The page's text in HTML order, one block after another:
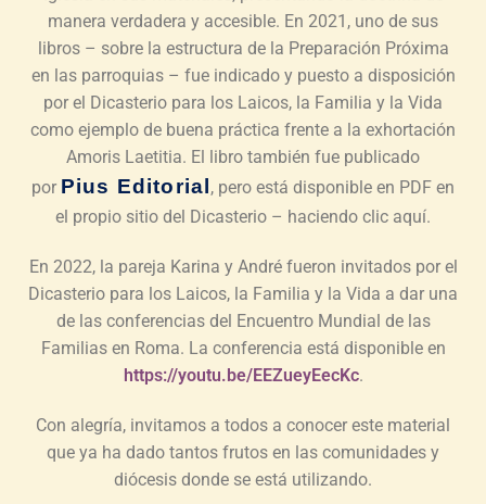
manera verdadera y accesible. En 2021, uno de sus
libros – sobre la estructura de la Preparación Próxima
en las parroquias – fue indicado y puesto a disposición
por el Dicasterio para los Laicos, la Familia y la Vida
como ejemplo de buena práctica frente a la exhortación
Amoris Laetitia. El libro también fue publicado
por Pius Editorial , pero está disponible en PDF en
el propio sitio del Dicasterio – haciendo clic aquí.
En 2022, la pareja Karina y André fueron invitados por el
Dicasterio para los Laicos, la Familia y la Vida a dar una
de las conferencias del Encuentro Mundial de las
Familias en Roma. La conferencia está disponible en
https://youtu.be/EEZueyEecKc.
Con alegría, invitamos a todos a conocer este material
que ya ha dado tantos frutos en las comunidades y
diócesis donde se está utilizando.